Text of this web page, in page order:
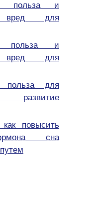
польза и
вред для
польза и
вред для
польза для
развитие
повысить
сна